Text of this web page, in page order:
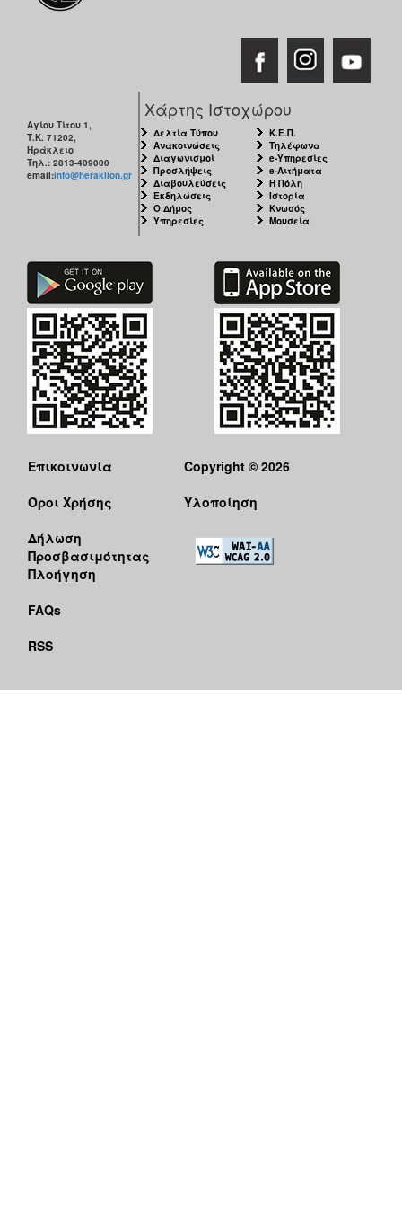
Αγίου Τίτου 1,
Τ.Κ. 71202,
Ηράκλειο
Τηλ.: 2813-409000
email:info@heraklion.gr
Χάρτης Ιστοχώρου
Δελτία Τύπου
Ανακοινώσεις
Διαγωνισμοί
Προσλήψεις
Διαβουλεύσεις
Εκδηλώσεις
Ο Δήμος
Υπηρεσίες
Κ.Ε.Π.
Τηλέφωνα
e-Υπηρεσίες
e-Αιτήματα
Η Πόλη
Ιστορία
Κνωσός
Μουσεία
Επικοινωνία
Όροι Χρήσης
Δήλωση
Προσβασιμότητας
Πλοήγηση
FAQs
RSS
Copyright © 2026
Υλοποίηση